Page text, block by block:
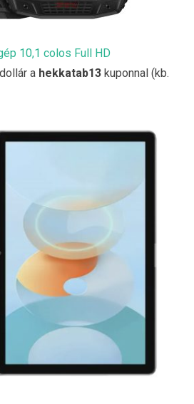
10,1 colos Full HD
a hekkatab13 kuponnal (kb.